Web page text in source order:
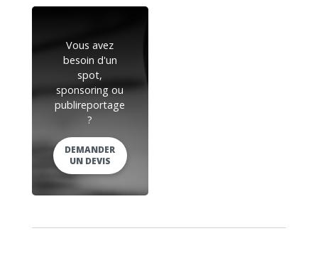
Vous avez
besoin d'un
spot,
sponsoring ou
publireportage
?
DEMANDER
UN DEVIS